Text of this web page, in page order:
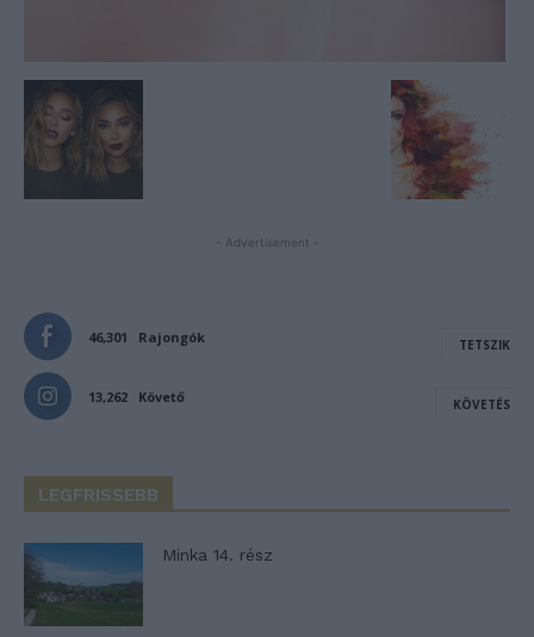
- Advertisement -
46,301 Rajongók TETSZIK
13,262 Követő KÖVETÉS
LEGFRISSEBB
Minka 14. rész